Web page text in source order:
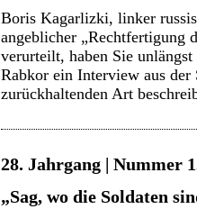
Boris Kagarlizki, linker
angeblicher „Rechtfertigung
verurteilt, haben Sie
Rabkor ein Interview aus
zurückhaltenden Art
28. Jahrgang | Nummer
„Sag, wo die Soldaten